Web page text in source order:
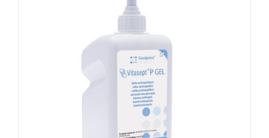
VALITSE VAIHTOEHDOISTA
TÄLLÄ
TUOTTEELLA
ON
USEAMPI
MUUNNELMA.
LISÄTIEDOT